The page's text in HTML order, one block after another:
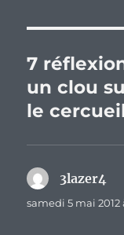
7
un clou
le
3lazer4
samedi 5 mai 2012